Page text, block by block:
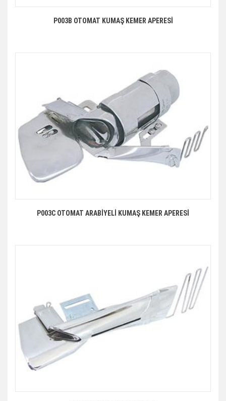
P003B OTOMAT KUMAŞ KEMER APERESİ
P003C OTOMAT ARABİYELİ KUMAŞ KEMER APERESİ